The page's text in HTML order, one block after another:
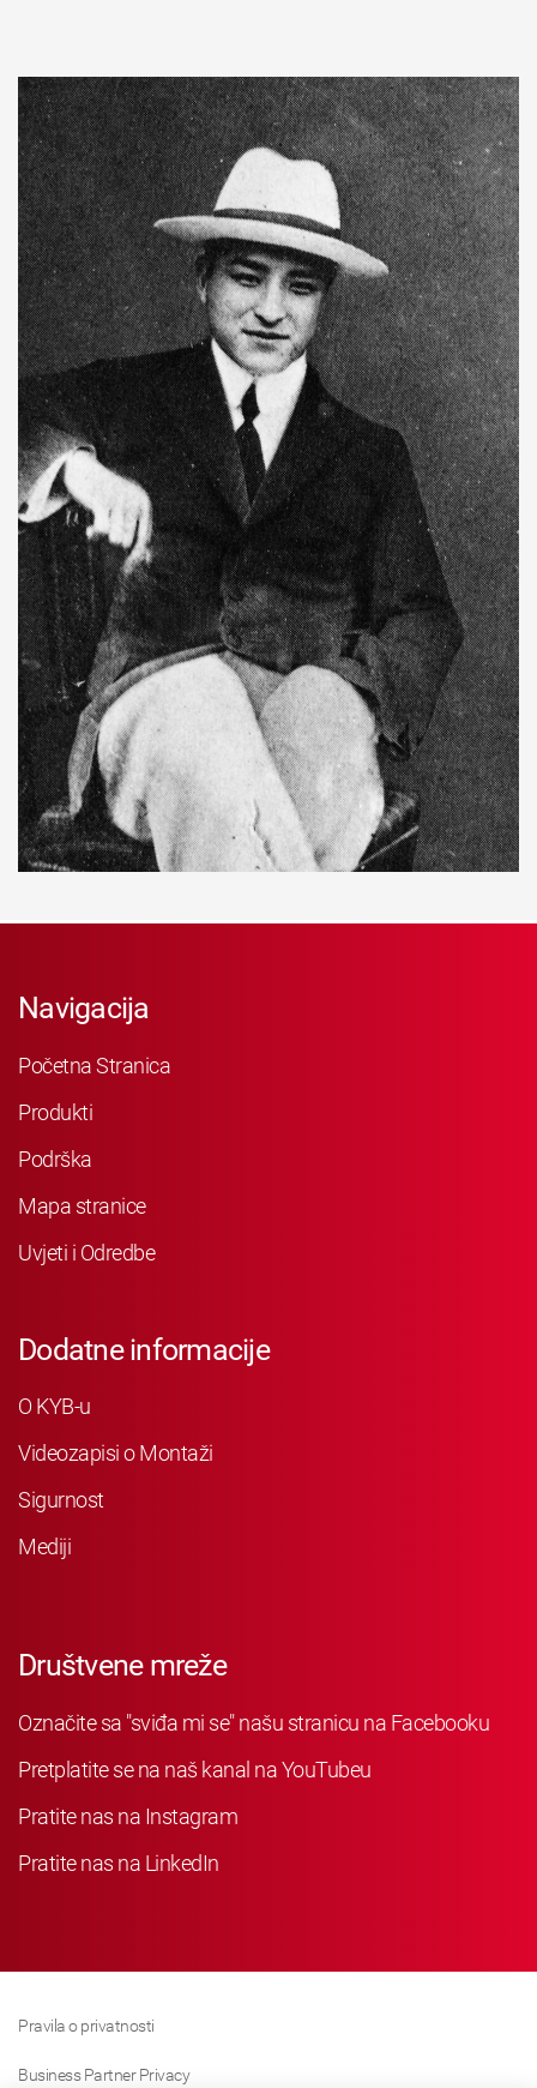
Navigacija
Početna Stranica
Produkti
Podrška
Mapa stranice
Uvjeti i Odredbe
Dodatne informacije
O KYB-u
Videozapisi o Montaži
Sigurnost
Mediji
Društvene mreže
Označite sa "sviđa mi se" našu stranicu na Facebooku
Pretplatite se na naš kanal na YouTubeu
Pratite nas na Instagram
Pratite nas na LinkedIn
Pravila o privatnosti
Business Partner Privacy